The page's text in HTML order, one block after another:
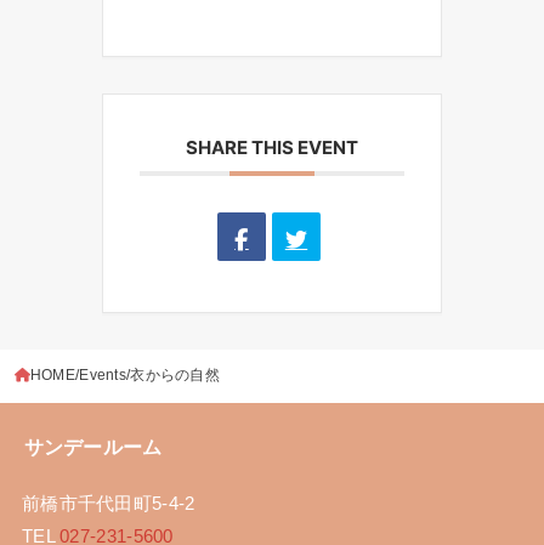
SHARE THIS EVENT
HOME Events 衣からの自然
サンデールーム
前橋市千代田町5-4-2
TEL027-231-5600